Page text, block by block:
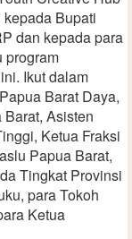
Bupati
dan kepada para
program
Ikut dalam
Barat Daya,
Asisten
Ketua Fraksi
Papua Barat,
Tingkat Provinsi
para Tokoh
Ketua